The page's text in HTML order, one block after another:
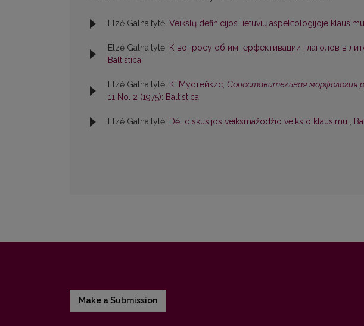
Elzė Galnaitytė, Veikslų definicijos lietuvių aspektologijoje klausimu
Elzė Galnaitytė, К вопросу об имперфективации глаголов в
Baltistica
Elzė Galnaitytė, К. Мустейкис, Сопоставительная морфология
11 No. 2 (1975): Baltistica
Elzė Galnaitytė, Dėl diskusijos veiksmažodžio veikslo klausimu ,
Make a Submission